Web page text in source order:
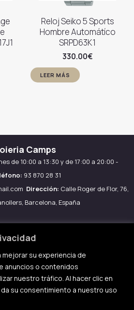
su experiencia de
anuncios o contenidos
nuestro tráfico. Al hacer clic en
su consentimiento a nuestro uso
Reloj Seiko 5 Sports
Hombre Automátíco
SRPD63K1
330.00€
LEER MÁS
Camps
de 10:00 a 13:30 y de 17:00 a 20:00 -
93 870 28 31
Dirección: Calle Roger de Flor, 76,
Barcelona, España
Aviso legal
de Cookies
de privacidad